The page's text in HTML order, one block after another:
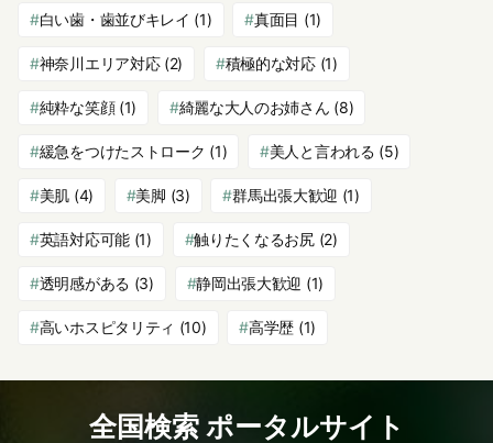
白い歯・歯並びキレイ (1) 真面目 (1)
神奈川エリア対応(2) 積極的な対応(1)
純粋な笑顔(1) 綺麗な大人のお姉さん (8)
緩急をつけたストローク (1) 美人と言われる (5)
美肌 (4) 美脚 (3) 群馬出張大歓迎 (1)
英語対応可能(1) 触りたくなるお尻(2)
透明感がある (3) 静岡出張大歓迎 (1)
高いホスピタリティ (10) 高学歴 (1)
全国検索 ポータルサイト